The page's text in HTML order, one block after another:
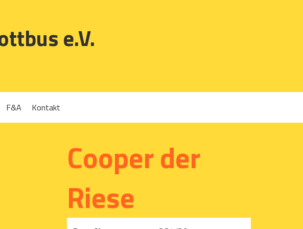
e.V.
F&A Kontakt
Cooper der
Riese